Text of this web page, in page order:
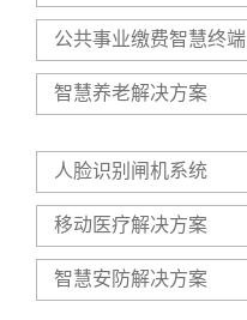
公共事业缴费智慧终端
智慧养老解决方案
人脸识别闸机系统
移动医疗解决方案
智慧安防解决方案